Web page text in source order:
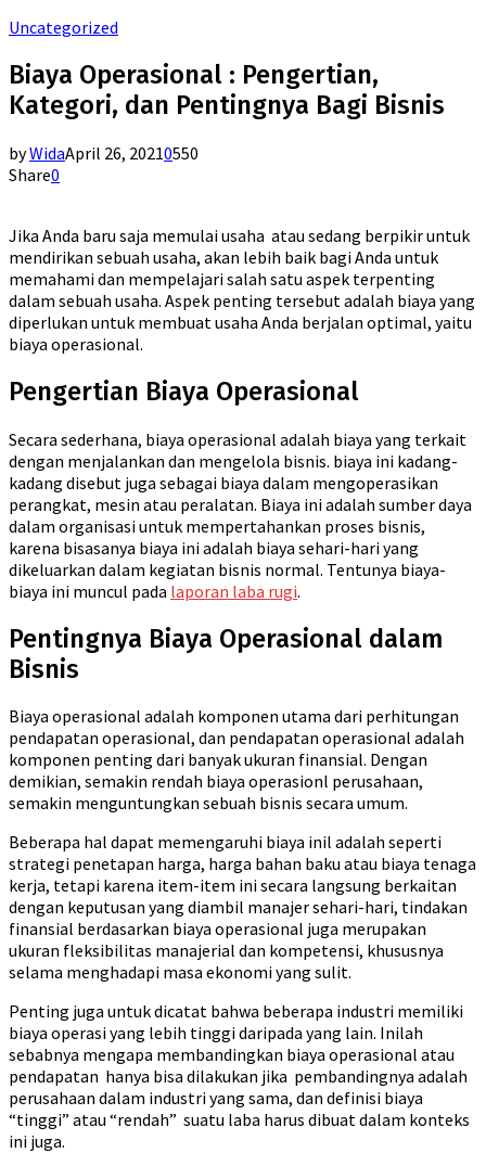
Uncategorized
Biaya Operasional : Pengertian,
Kategori, dan Pentingnya Bagi Bisnis
byWidaApril 26, 20210550
Share0
Jika Anda baru saja memulai usaha atau sedang berpikir untuk
mendirikan sebuah usaha, akan lebih baik bagi Anda untuk
memahami dan mempelajari salah satu aspek terpenting
dalam sebuah usaha. Aspek penting tersebut adalah biaya yang
diperlukan untuk membuat usaha Anda berjalan optimal, yaitu
biaya operasional.
Pengertian Biaya Operasional
Secara sederhana, biaya operasional adalah biaya yang terkait
dengan menjalankan dan mengelola bisnis. biaya ini kadang-
kadang disebut juga sebagai biaya dalam mengoperasikan
perangkat, mesin atau peralatan. Biaya ini adalah sumber daya
dalam organisasi untuk mempertahankan proses bisnis,
karena bisasanya biaya ini adalah biaya sehari-hari yang
dikeluarkan dalam kegiatan bisnis normal. Tentunya biaya-
biaya ini muncul pada laporan laba rugi.
Pentingnya Biaya Operasional dalam
Bisnis
Biaya operasional adalah komponen utama dari perhitungan
pendapatan operasional, dan pendapatan operasional adalah
komponen penting dari banyak ukuran finansial. Dengan
demikian, semakin rendah biaya operasionl perusahaan,
semakin menguntungkan sebuah bisnis secara umum.
Beberapa hal dapat memengaruhi biaya inil adalah seperti
strategi penetapan harga, harga bahan baku atau biaya tenaga
kerja, tetapi karena item-item ini secara langsung berkaitan
dengan keputusan yang diambil manajer sehari-hari, tindakan
finansial berdasarkan biaya operasional juga merupakan
ukuran fleksibilitas manajerial dan kompetensi, khususnya
selama menghadapi masa ekonomi yang sulit.
Penting juga untuk dicatat bahwa beberapa industri memiliki
biaya operasi yang lebih tinggi daripada yang lain. Inilah
sebabnya mengapa membandingkan biaya operasional atau
pendapatan hanya bisa dilakukan jika pembandingnya adalah
perusahaan dalam industri yang sama, dan definisi biaya
“tinggi” atau “rendah” suatu laba harus dibuat dalam konteks
ini juga.